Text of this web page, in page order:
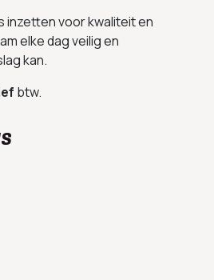
inzetten voor kwaliteit en
elke dag veilig en
kan.
btw.